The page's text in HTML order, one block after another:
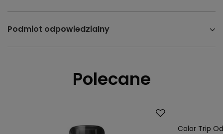
Podmiot odpowiedzialny
Polecane
Color Trip